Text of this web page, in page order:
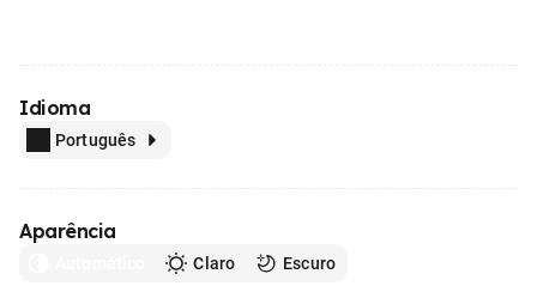
Idioma
Português
Aparência
Claro Escuro